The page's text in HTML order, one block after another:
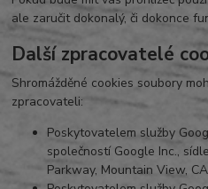
ale zaručit dokonalý, či dokonce
Další zpracovatelé
Shromážděné cookies soubory
zpracovateli:
Poskytovatelem služby
společností Google Inc.,
Parkway, Mountain View,